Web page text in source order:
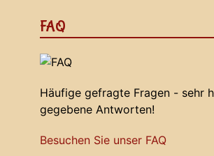
FAQ
Häufige gefragte Fragen - sehr
gegebene Antworten!
Besuchen Sie unser FAQ